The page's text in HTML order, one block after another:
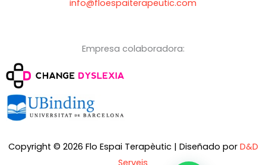
info@floespaiterapeutic.com
Empresa colaboradora:
Copyright © 2026 Flo Espai Terapèutic | Diseñado por D&D
Serveis